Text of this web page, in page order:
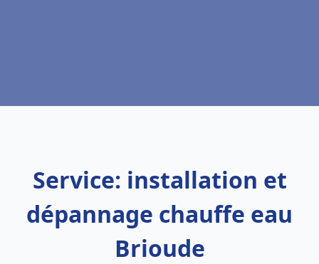
Service: installation et
dépannage chauffe eau
Brioude